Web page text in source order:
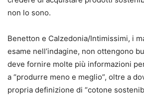
non lo sono.
Benetton e Calzedonia/Intimissimi, i
esame nell’indagine, non ottengono
deve fornire molte più informazioni
a “produrre meno e meglio”, oltre a
propria definizione di “cotone